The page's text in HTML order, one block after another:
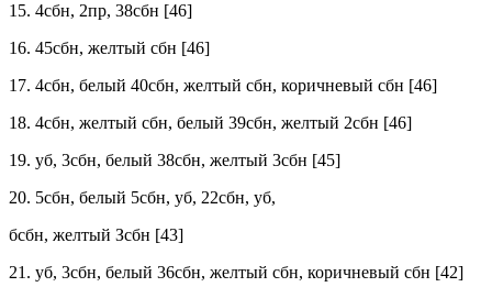
15. 4сбн, 2пр, 38сбн [46]
16. 45сбн, желтый сбн [46]
17. 4сбн, белый 40сбн, желтый сбн, коричневый сбн [46]
18. 4сбн, желтый сбн, белый 39сбн, желтый 2сбн [46]
19. уб, 3сбн, белый 38сбн, желтый 3сбн [45]
20. 5сбн, белый 5сбн, уб, 22сбн, уб,
бсбн, желтый Зсбн [43]
21. уб, 3сбн, белый 36сбн, желтый сбн, коричневый сбн [42]